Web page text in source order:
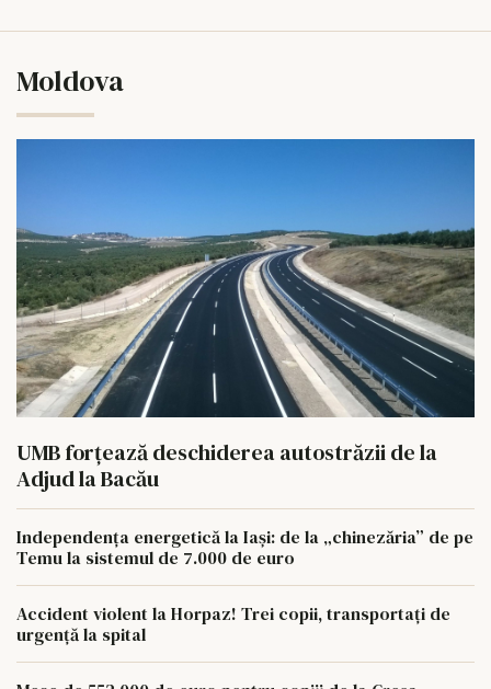
Moldova
UMB forțează deschiderea autostrăzii de la
Adjud la Bacău
Independența energetică la Iași: de la „chinezăria” de pe
Temu la sistemul de 7.000 de euro
Accident violent la Horpaz! Trei copii, transportați de
urgență la spital